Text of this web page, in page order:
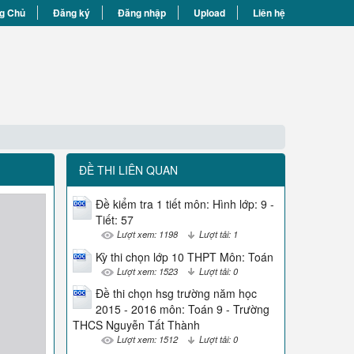
Chủ Đăng ký Đăng nhập Upload Liên hệ
ĐỀ THI LIÊN QUAN
Đề kiểm tra 1 tiết môn: Hình lớp: 9 -
Tiết: 57
Lượt xem: 1198 Lượt tải: 1
Kỳ thi chọn lớp 10 THPT Môn: Toán
Lượt xem: 1523 Lượt tải: 0
Đề thi chọn hsg trường năm học
2015 - 2016 môn: Toán 9 - Trường
THCS Nguyễn Tất Thành
Lượt xem: 1512 Lượt tải: 0